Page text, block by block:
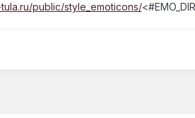
public/style_emoticons/